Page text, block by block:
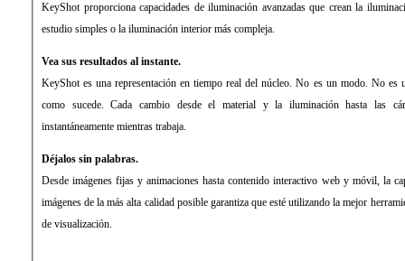
KeyShot proporciona capacidades de iluminación avanzadas que crean la
estudio simples o la iluminación interior más compleja.
Vea sus resultados al instante.
KeyShot es una representación en tiempo real del núcleo. No es un modo. No es
como sucede. Cada cambio desde el material y la iluminación hasta las
instantáneamente mientras trabaja.
Déjalos sin palabras.
Desde imágenes fijas y animaciones hasta contenido interactivo web y móvil, la
imágenes de la más alta calidad posible garantiza que esté utilizando la mejor
de visualización.